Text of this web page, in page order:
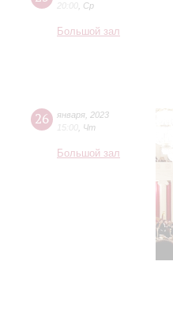
20:00 Ср
Большой зал
26 января 2023
15:00 Чт
Большой зал